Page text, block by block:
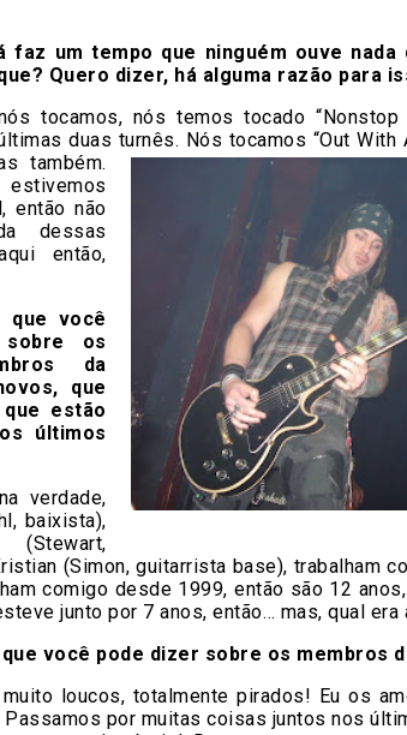
faz um tempo que ninguém ouve nada
Quero dizer, há alguma razão para
tocamos, nós temos tocado “Nonstop
duas turnês. Nós tocamos “Out With
também.
então não
dessas
então,
que você
os
da
que
estão
últimos
verdade,
baixista),
(Simon, guitarrista base), trabalham
comigo desde 1999, então são 12
junto por 7 anos, então… mas, qual era
você pode dizer sobre os membros
loucos, totalmente pirados! Eu os
por muitas coisas juntos nos